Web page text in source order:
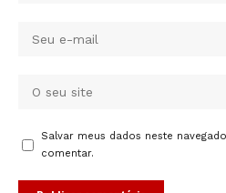
Salvar meus dados neste
comentar.